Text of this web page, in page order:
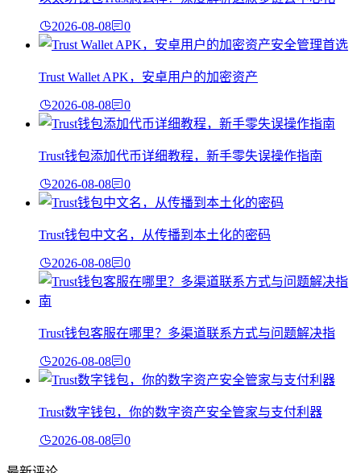
2026-08-08 0
Trust Wallet APK，安卓用户的加密资产
2026-08-08 0
Trust钱包添加代币详细教程，新手零失误操作指南
2026-08-08 0
Trust钱包中文名，从传播到本土化的密码
2026-08-08 0
Trust钱包客服在哪里？多渠道联系方式与问题解决指
2026-08-08 0
Trust数字钱包，你的数字资产安全管家与支付利器
2026-08-08 0